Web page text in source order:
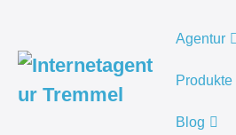
Inhalt
Agentur
Produkte
Blog